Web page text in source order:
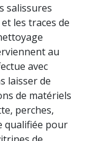
salissures
les traces de
au
avec
laisser de
de matériels
perches,
qualifiée pour